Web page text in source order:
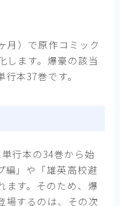
月）で原作コミック
します。爆豪の該当
本37巻です。
行本の34巻から始
編」や「雄英高校避
ます。そのため、爆
場するのは、その次